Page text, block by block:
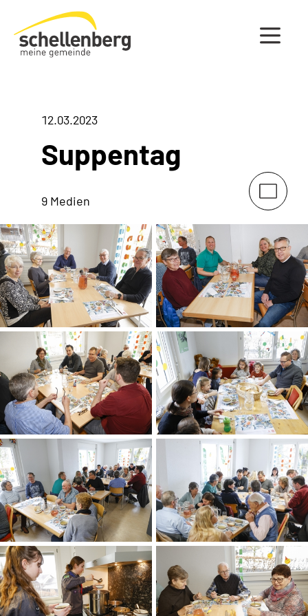
Gemeinde Schellenberg Startseite
12.03.2023
Suppentag
9 Medien